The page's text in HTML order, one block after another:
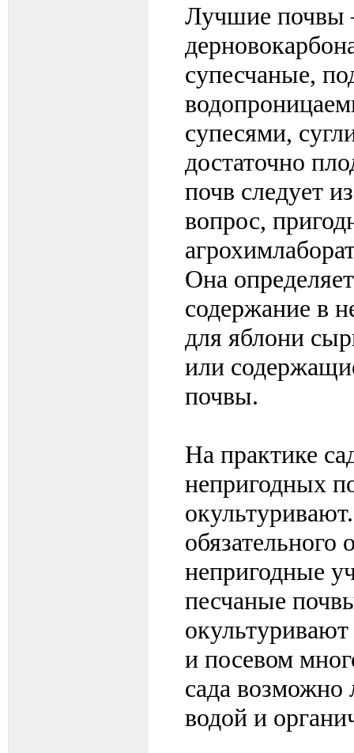
Лучшие почвы
супесчаные,
супесями,
достаточно
почв следует
вопрос,
Она
содержание в
для яблони
или
почвы.
На практике
непригодных
обязательного
непригодные
песчаные
и посевом
сада
водой и